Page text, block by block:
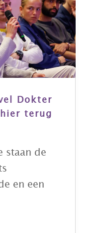
Dokter
terug
staan de
en een